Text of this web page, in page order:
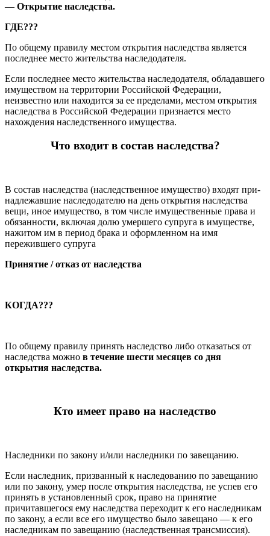
— Открытие наследства.
ГДЕ???
По общему правилу местом открытия наследства является
последнее место жительства наследодателя.
Если последнее место жительства наследодателя, обладавшего
имуществом на территории Российской Федерации,
неизвестно или находится за ее пределами, местом открытия
наследства в Российской Федерации признается место
нахождения наследственного имущества.
Что входит в состав наследства?
В состав наследства (наследственное имущество) входят при­
надлежавшие наследодателю на день открытия наследства
вещи, иное имущество, в том числе имущественные права и
обязанности, включая долю умершего супруга в имуществе,
нажитом им в период брака и оформленном на имя
пережившего супруга
Принятие / отказ от наследства
КОГДА???
По общему правилу принять наследство либо отказаться от
наследства можно в течение шести месяцев со дня
открытия наследства.
Кто имеет право на наследство
Наследники по закону и/или наследники по завещанию.
Если наследник, призванный к наследованию по завещанию
или по закону, умер после открытия наследства, не успев его
принять в установленный срок, право на принятие
причитавше­гося ему наследства переходит к его наследникам
по закону, а если все его имущество было завещано — к его
наследникам по завещанию (наследственная трансмиссия).